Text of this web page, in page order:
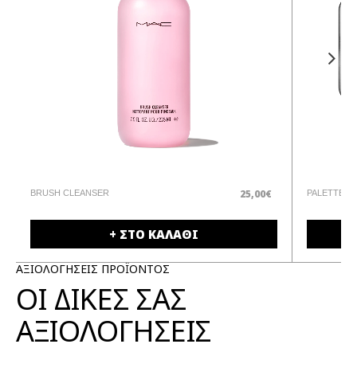
BRUSH CLEANSER 25,00€
+ ΣΤΟ ΚΑΛΑΘΙ
PALETTE
ΑΞΙΟΛΟΓΗΣΕΙΣ ΠΡΟΪΟΝΤΟΣ
ΟΙ ΔΙΚΕΣ ΣΑΣ
ΑΞΙΟΛΟΓΗΣΕΙΣ